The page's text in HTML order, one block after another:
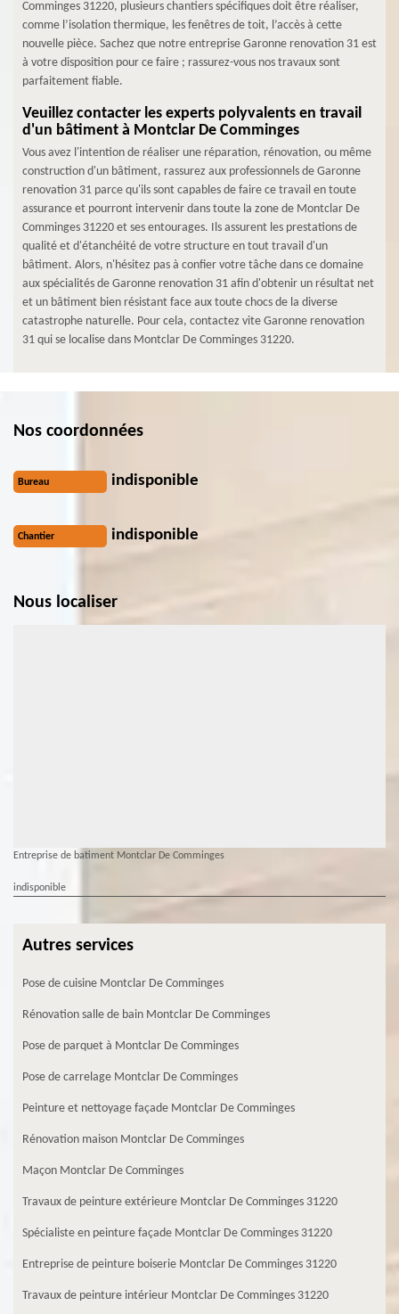
Comminges 31220, plusieurs chantiers spécifiques doit être réaliser,
comme l’isolation thermique, les fenêtres de toit, l’accès à cette
nouvelle pièce. Sachez que notre entreprise Garonne renovation 31 est
à votre disposition pour ce faire ; rassurez-vous nos travaux sont
parfaitement fiable.
Veuillez contacter les experts polyvalents en travail
d'un bâtiment à Montclar De Comminges
Vous avez l'intention de réaliser une réparation, rénovation, ou même
construction d'un bâtiment, rassurez aux professionnels de Garonne
renovation 31 parce qu'ils sont capables de faire ce travail en toute
assurance et pourront intervenir dans toute la zone de Montclar De
Comminges 31220 et ses entourages. Ils assurent les prestations de
qualité et d'étanchéité de votre structure en tout travail d'un
bâtiment. Alors, n'hésitez pas à confier votre tâche dans ce domaine
aux spécialités de Garonne renovation 31 afin d'obtenir un résultat net
et un bâtiment bien résistant face aux toute chocs de la diverse
catastrophe naturelle. Pour cela, contactez vite Garonne renovation
31 qui se localise dans Montclar De Comminges 31220.
Nos coordonnées
Bureau indisponible
Chantier indisponible
Nous localiser
Entreprise de batiment Montclar De Comminges
indisponible
Autres services
Pose de cuisine Montclar De Comminges
Rénovation salle de bain Montclar De Comminges
Pose de parquet à Montclar De Comminges
Pose de carrelage Montclar De Comminges
Peinture et nettoyage façade Montclar De Comminges
Rénovation maison Montclar De Comminges
Maçon Montclar De Comminges
Travaux de peinture extérieure Montclar De Comminges 31220
Spécialiste en peinture façade Montclar De Comminges 31220
Entreprise de peinture boiserie Montclar De Comminges 31220
Travaux de peinture intérieur Montclar De Comminges 31220